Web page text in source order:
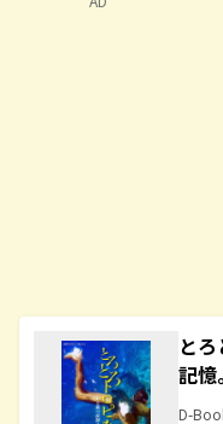
と
記
D-